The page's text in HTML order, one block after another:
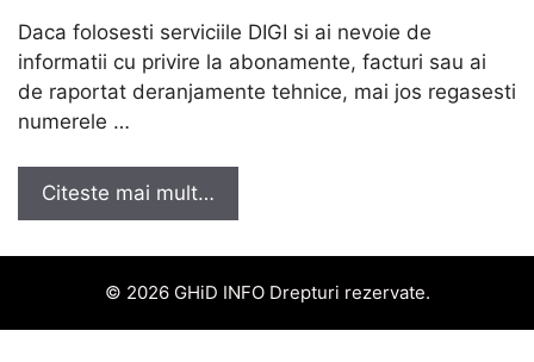
Daca folosesti serviciile DIGI si ai nevoie de
informatii cu privire la abonamente, facturi sau ai
de raportat deranjamente tehnice, mai jos regasesti
numerele …
Citeste mai mult…
© 2026 GHiD INFO Drepturi rezervate.